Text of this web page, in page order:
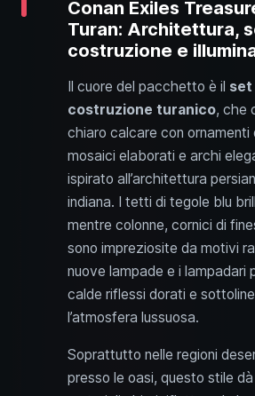
Conan Exiles
Turan: Architettura,
costruzione e
Il cuore del pacchetto è il set
costruzione turanico, che
chiaro calcare con ornamenti
mosaici elaborati e archi
ispirato all’architettura
indiana. I tetti di tegole blu
mentre colonne, cornici di
sono impreziosite da motivi
nuove lampade e i lampadari
calde riflessi dorati e
l’atmosfera lussuosa.
Soprattutto nelle regioni
presso le oasi, questo stile dà